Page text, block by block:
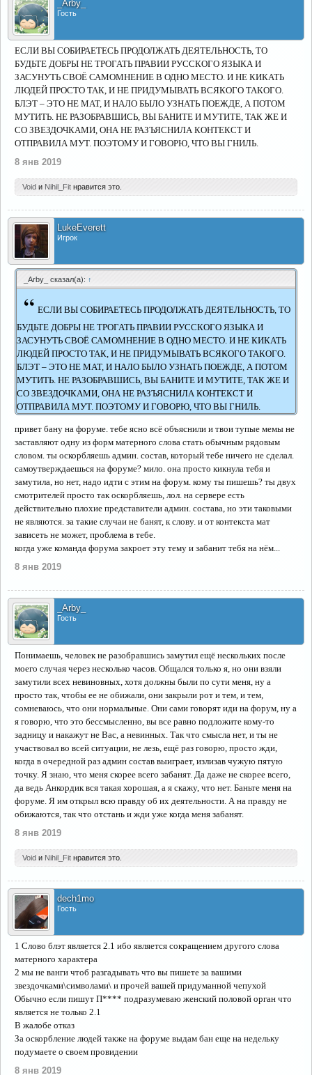
_Arby_
Гость
ЕСЛИ ВЫ СОБИРАЕТЕСЬ ПРОДОЛЖАТЬ ДЕЯТЕЛЬНОСТЬ, ТО
БУДЬТЕ ДОБРЫ НЕ ТРОГАТЬ ПРАВИИ РУССКОГО ЯЗЫКА И
ЗАСУНУТЬ СВОЁ САМОМНЕНИЕ В ОДНО МЕСТО. И НЕ КИКАТЬ
ЛЮДЕЙ ПРОСТО ТАК, И НЕ ПРИДУМЫВАТЬ ВСЯКОГО ТАКОГО.
БЛЭТ – ЭТО НЕ МАТ, И НАЛО БЫЛО УЗНАТЬ ПОЕЖДЕ, А ПОТОМ
МУТИТЬ. НЕ РАЗОБРАВШИСЬ, ВЫ БАНИТЕ И МУТИТЕ, ТАК ЖЕ И
СО ЗВЕЗДОЧКАМИ, ОНА НЕ РАЗЪЯСНИЛА КОНТЕКСТ И
ОТПРАВИЛА МУТ. ПОЭТОМУ И ГОВОРЮ, ЧТО ВЫ ГНИЛЬ.
8 янв 2019
Void и Nihil_Fit нравится это.
LukeEverett
Игрок
_Arby_ сказал(а): ↑
“ ЕСЛИ ВЫ СОБИРАЕТЕСЬ ПРОДОЛЖАТЬ ДЕЯТЕЛЬНОСТЬ, ТО
БУДЬТЕ ДОБРЫ НЕ ТРОГАТЬ ПРАВИИ РУССКОГО ЯЗЫКА И
ЗАСУНУТЬ СВОЁ САМОМНЕНИЕ В ОДНО МЕСТО. И НЕ КИКАТЬ
ЛЮДЕЙ ПРОСТО ТАК, И НЕ ПРИДУМЫВАТЬ ВСЯКОГО ТАКОГО.
БЛЭТ – ЭТО НЕ МАТ, И НАЛО БЫЛО УЗНАТЬ ПОЕЖДЕ, А ПОТОМ
МУТИТЬ. НЕ РАЗОБРАВШИСЬ, ВЫ БАНИТЕ И МУТИТЕ, ТАК ЖЕ И
СО ЗВЕЗДОЧКАМИ, ОНА НЕ РАЗЪЯСНИЛА КОНТЕКСТ И
ОТПРАВИЛА МУТ. ПОЭТОМУ И ГОВОРЮ, ЧТО ВЫ ГНИЛЬ.
привет бану на форуме. тебе ясно всё объяснили и твои тупые мемы не
заставляют одну из форм матерного слова стать обычным рядовым
словом. ты оскорбляешь админ. состав, который тебе ничего не сделал.
самоутверждаешься на форуме? мило. она просто кикнула тебя и
замутила, но нет, надо идти с этим на форум. кому ты пишешь? ты двух
смотрителей просто так оскорбляешь, лол. на сервере есть
действительно плохие представители админ. состава, но эти таковыми
не являются. за такие случаи не банят, к слову. и от контекста мат
зависеть не может, проблема в тебе.
когда уже команда форума закроет эту тему и забанит тебя на нём...
8 янв 2019
_Arby_
Гость
Понимаешь, человек не разобравшись замутил ещё нескольких после
моего случая через несколько часов. Общался только я, но они взяли
замутили всех невиновных, хотя должны были по сути меня, ну а
просто так, чтобы ее не обижали, они закрыли рот и тем, и тем,
сомневаюсь, что они нормальные. Они сами говорят иди на форум, ну а
я говорю, что это бессмысленно, вы все равно подложите кому-то
задницу и накажут не Вас, а невинных. Так что смысла нет, и ты не
участвовал во всей ситуации, не лезь, ещё раз говорю, просто жди,
когда в очередной раз админ состав выиграет, излизав чужую пятую
точку. Я знаю, что меня скорее всего забанят. Да даже не скорее всего,
да ведь Анкордик вся такая хорошая, а я скажу, что нет. Баньте меня на
форуме. Я им открыл всю правду об их деятельности. А на правду не
обижаются, так что отстань и жди уже когда меня забанят.
8 янв 2019
Void и Nihil_Fit нравится это.
dech1mo
Гость
1 Слово блэт является 2.1 ибо является сокращением другого слова
матерного характера
2 мы не ванги чтоб разгадывать что вы пишете за вашими
звездочками\символами\ и прочей вашей придуманной чепухой
Обычно если пишут П**** подразумеваю женский половой орган что
является не только 2.1
В жалобе отказ
За оскорбление людей также на форуме выдам бан еще на недельку
подумаете о своем провидении
8 янв 2019